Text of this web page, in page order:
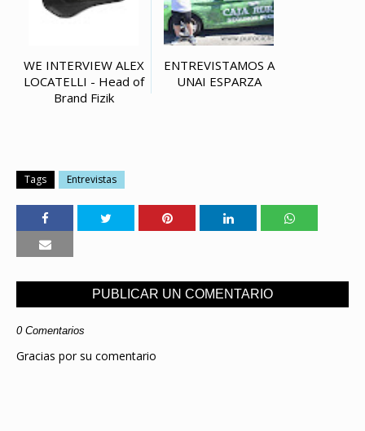
WE INTERVIEW ALEX
LOCATELLI - Head of
Brand Fizik
ENTREVISTAMOS A
UNAI ESPARZA
Tags Entrevistas
PUBLICAR UN COMENTARIO
0 Comentarios
Gracias por su comentario